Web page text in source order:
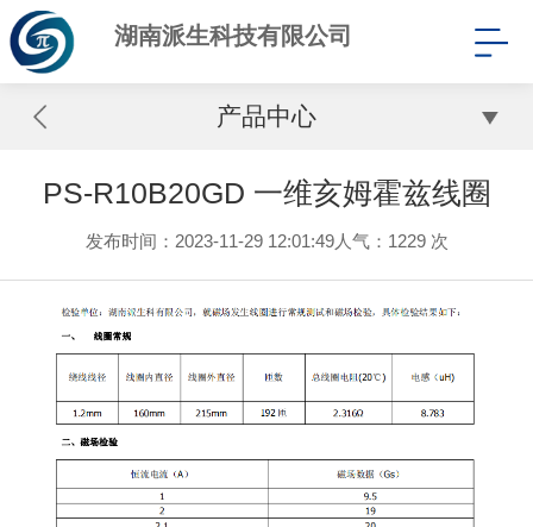
湖南派生科技有限公司
产品中心
PS-R10B20GD 一维亥姆霍兹线圈
发布时间：2023-11-29 12:01:49人气： 1229 次